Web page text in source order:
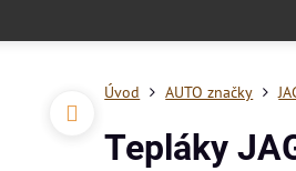
Úvod AUTO značky
Tepláky